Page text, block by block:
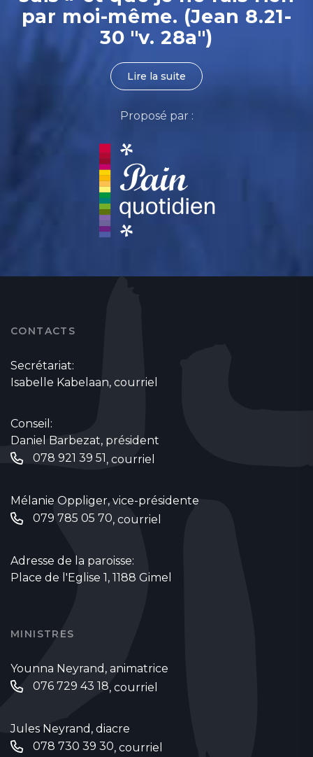
par moi-même. (Jean 8.21-
30 "v. 28a")
Lire la suite
Proposé par :
CONTACTS
Secrétariat:
Isabelle Kabelaan, courriel
Conseil:
Daniel Barbezat, président
078 921 39 51, courriel
Mélanie Oppliger, vice-présidente
079 785 05 70‬, courriel
Adresse de la paroisse:
Place de l'Eglise 1, 1188 Gimel
MINISTRES
Younna Neyrand, animatrice
076 729 43 18‬‬, courriel
Jules Neyrand, diacre
‭078 730 39 30‬, courriel